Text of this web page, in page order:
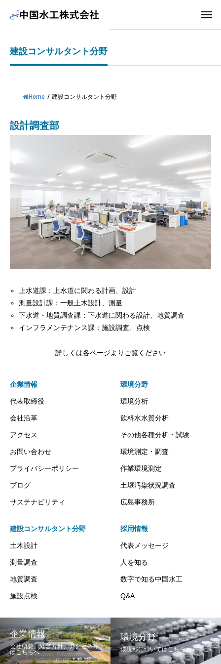
建設コンサルタント分野
Home / 建設コンサルタント分野
設計調査部
上水道課：上水道に関わる計画、設計
測量設計課：一般土木設計、測量
下水道・地質調査課：下水道に関わる設計、地質調査
インフラメンテナンス課：施設調査、点検
詳しくは各ページよりご覧ください
企業情報
代表取締役
会社沿革
アクセス
お問い合わせ
プライバシーポリシー
ブログ
サステナビリティ
環境分野
環境分析
飲料水水質分析
その他各種分析・試験
環境測定・調査
作業環境測定
土壌汚染状況調査
広島事務所
建設コンサルタント分野
土木設計
測量調査
地質調査
施設点検
採用情報
代表メッセージ
人を知る
数字で知る中国水工
Q&A
企業情報
会社概要、経営方針、アクセス等
はこちらへ
環境分野
環境部についてはこちらへ